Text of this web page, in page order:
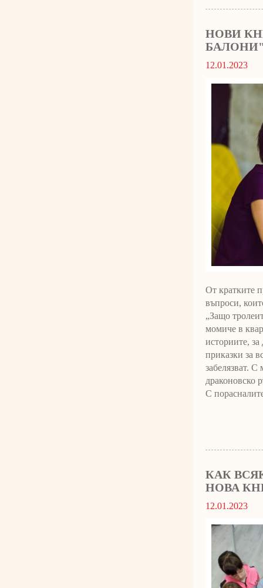
НОВИ
12.01.2023
От кратките
въпроси,
„Защо
момиче в
историите,
приказки за
забелязват.
драконовско
С
КАК
НОВА
12.01.2023